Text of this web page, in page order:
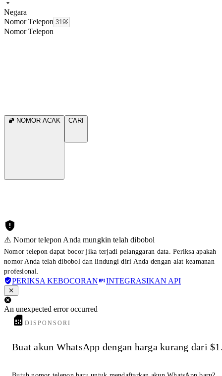
Negara
Nomor Telepon
Nomor Telepon
NOMOR ACAK CARI
⚠️ Nomor telepon Anda mungkin telah dibobol
Nomor telepon dapat bocor jika terjadi pelanggaran data. Periksa apakah
nomor Anda telah dibobol dan lindungi diri Anda dengan alat keamanan
profesional.
PERIKSA KEBOCORAN INTEGRASIKAN API
An unexpected error occurred
DISPONSORI
Buat akun WhatsApp dengan harga kurang dari